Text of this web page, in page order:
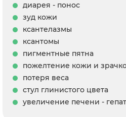
диарея - понос
зуд кожи
ксантелазмы
ксантомы
пигментные пятна
пожелтение кожи и
потеря веса
стул глинистого цвета
увеличение печени -